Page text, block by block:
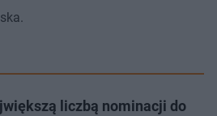
liczbą nominacji do